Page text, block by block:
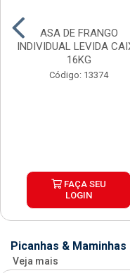
ASA DE FRANGO
INDIVIDUAL LEVIDA
16KG
Código: 13374
FAÇA SEU
LOGIN
Picanhas &
Veja mais